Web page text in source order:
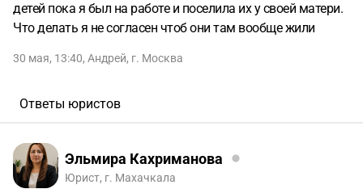
детей пока я был на работе и поселила их у своей матери.
Что делать я не согласен чтоб они там вообще жили
30 мая, 13:40, Андрей, г. Москва
Ответы юристов
Эльмира Кахриманова
Юрист, г. Махачкала